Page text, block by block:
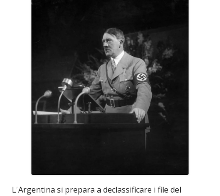
L'Argentina si prepara a declassificare i file del